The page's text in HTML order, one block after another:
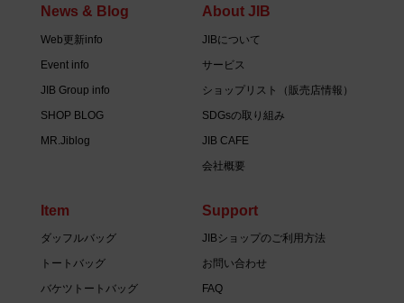
News & Blog
Web更新info
Event info
JIB Group info
SHOP BLOG
MR.Jiblog
About JIB
JIBについて
サービス
ショップリスト（販売店情報）
SDGsの取り組み
JIB CAFE
会社概要
Item
ダッフルバッグ
トートバッグ
バケツトートバッグ
Support
JIBショップのご利用方法
お問い合わせ
FAQ